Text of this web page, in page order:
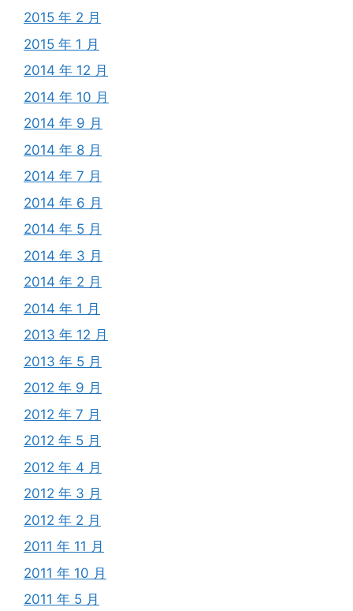
2015 年 2 月
2015 年 1 月
2014 年 12 月
2014 年 10 月
2014 年 9 月
2014 年 8 月
2014 年 7 月
2014 年 6 月
2014 年 5 月
2014 年 3 月
2014 年 2 月
2014 年 1 月
2013 年 12 月
2013 年 5 月
2012 年 9 月
2012 年 7 月
2012 年 5 月
2012 年 4 月
2012 年 3 月
2012 年 2 月
2011 年 11 月
2011 年 10 月
2011 年 5 月